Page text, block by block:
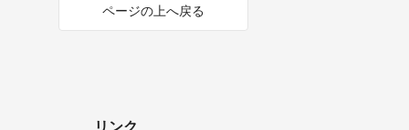
ページの上へ戻る